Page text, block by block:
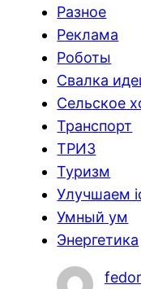
Разное
Реклама
Роботы
Свалка
Сельское
Транспорт
ТРИЗ
Туризм
Улучшаем
Умный ум
Энергетика